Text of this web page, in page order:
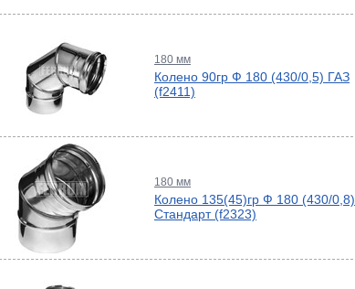
180 мм
Колено 90гр Ф 180 (430/0,5) ГАЗ
(f2411)
180 мм
Колено 135(45)гр Ф 180 (430/0,8)
Стандарт (f2323)